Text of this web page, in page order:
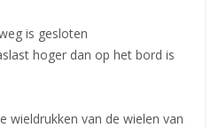
is gesloten
hoger dan op het bord is
wieldrukken van de wielen van